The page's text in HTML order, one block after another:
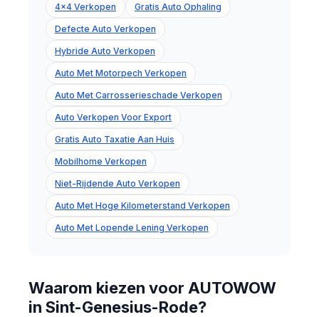
4x4 Verkopen Gratis Auto Ophaling
Defecte Auto Verkopen
Hybride Auto Verkopen
Auto Met Motorpech Verkopen
Auto Met Carrosserieschade Verkopen
Auto Verkopen Voor Export
Gratis Auto Taxatie Aan Huis
Mobilhome Verkopen
Niet-Rijdende Auto Verkopen
Auto Met Hoge Kilometerstand Verkopen
Auto Met Lopende Lening Verkopen
Waarom kiezen voor AUTOWOW
in Sint-Genesius-Rode?